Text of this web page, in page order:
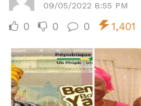
09/05/2022 8:55 PM
0 0 0 1,401